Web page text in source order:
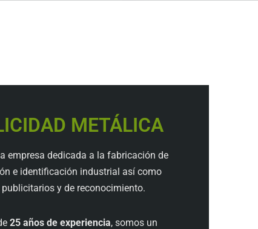
METÁLICA
empresa dedicada a la fabricación de
e identificación industrial así como
y de reconocimiento.
25 años de experiencia, somos un